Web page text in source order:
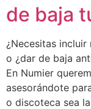
de baja
¿Necesitas
o ¿dar de baja
En Numier
asesorándote
o discoteca sea